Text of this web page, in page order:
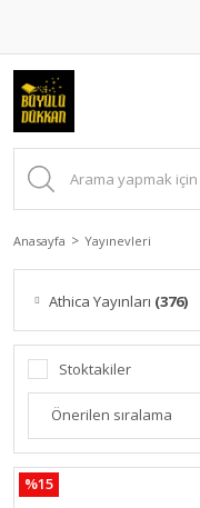
Anasayfa Yayınevleri
Athica Yayınları (376)
Stoktakiler
%15